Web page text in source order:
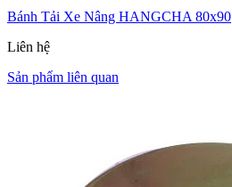
Bánh Tải Xe Nâng HANGCHA 80x90
Liên hệ
Sản phẩm liên quan